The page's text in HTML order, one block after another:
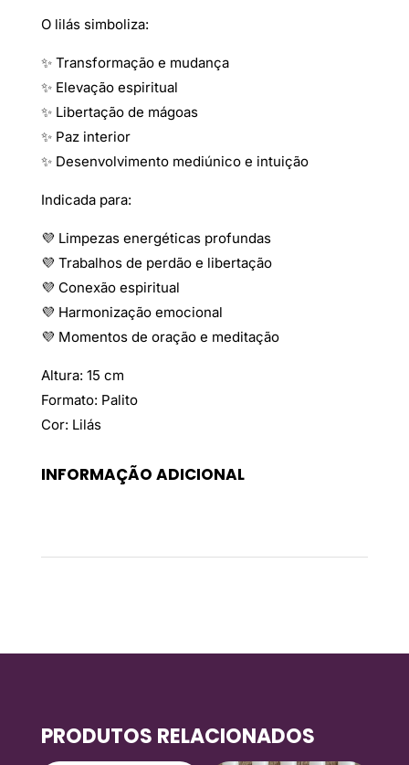
O lilás simboliza:
✨ Transformação e mudança
✨ Elevação espiritual
✨ Libertação de mágoas
✨ Paz interior
✨ Desenvolvimento mediúnico e intuição
Indicada para:
💜 Limpezas energéticas profundas
💜 Trabalhos de perdão e libertação
💜 Conexão espiritual
💜 Harmonização emocional
💜 Momentos de oração e meditação
Altura: 15 cm
Formato: Palito
Cor: Lilás
INFORMAÇÃO ADICIONAL
PRODUTOS RELACIONADOS